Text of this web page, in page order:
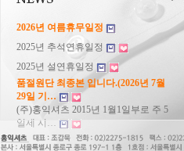
2026년 여름휴무일정
2025년 추석연휴일정
2025년 설연휴일정
품절원단 최종본 입니다.(2026년 7월
29일 기…
(주)홍익셔츠 2015년 1월1일부로 주 5
일제 시…